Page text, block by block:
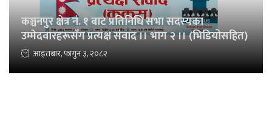
कञ्चनपुर क्षेत्र नं. १ बाट प्रतिनिधि सभा सदस्यका
उम्मेदवारहरूसँग प्रत्यक्ष संवाद ।। भाग २ ।। (भिडियोसहित)
आइतबार, फागुन ३, २०८२